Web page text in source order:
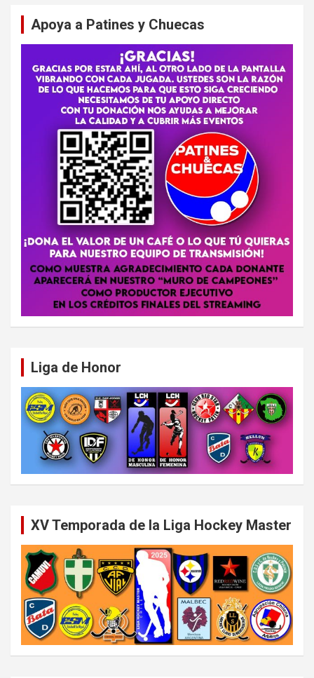
Apoya a Patines y Chuecas
Liga de Honor
XV Temporada de la Liga Hockey Master